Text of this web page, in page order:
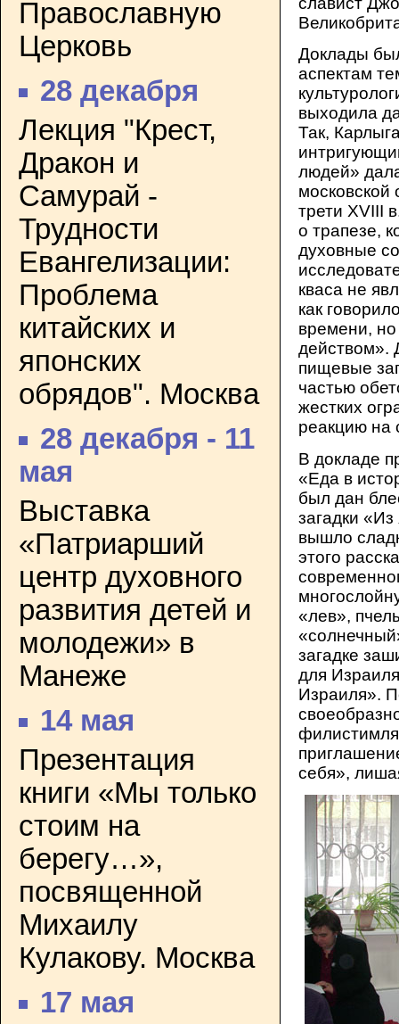
Православную
Церковь
28 декабря
Лекция "Крест,
Дракон и
Самурай -
Трудности
Евангелизации:
Проблема
китайских и
японских
обрядов". Москва
28 декабря - 11
мая
Выставка
«Патриарший
центр духовного
развития детей и
молодежи» в
Манеже
14 мая
Презентация
книги «Мы только
стоим на
берегу…»,
посвященной
Михаилу
Кулакову. Москва
17 мая
Доклады
аспектам
выходила
Так,
людей»
трети XVIII
о трапезе,
духовные
кваса не
как
времени,
действом».
пищевые
частью
жестких
реакцию на
В докладе
«Еда в
был дан
загадки
вышло
этого
«лев»,
загадке
для
Израиля».
себя»,